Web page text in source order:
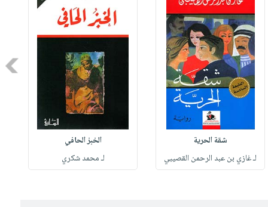
شقة الحرية
لـ غازي بن عبد الرحمن القصيبي
الخبز الحافي
لـ محمد شكري